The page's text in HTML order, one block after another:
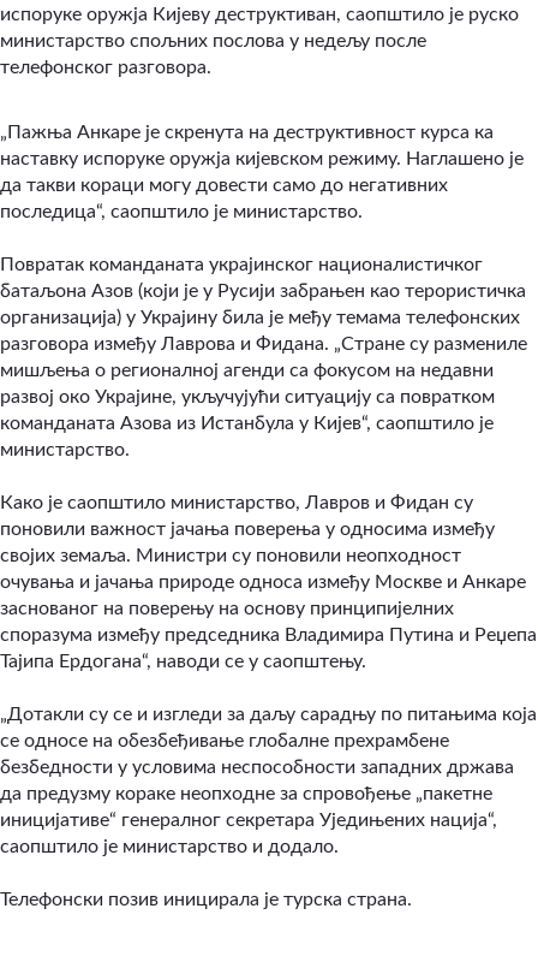
испоруке оружја Кијеву деструктиван, саопштило је руско
министарство спољних послова у недељу после
телефонског разговора.
„Пажња Анкаре је скренута на деструктивност курса ка
наставку испоруке оружја кијевском режиму. Наглашено је
да такви кораци могу довести само до негативних
последица“, саопштило је министарство.
Повратак команданата украјинског националистичког
батаљона Азов (који је у Русији забрањен као терористичка
организација) у Украјину била је међу темама телефонских
разговора између Лаврова и Фидана. „Стране су размениле
мишљења о регионалној агенди са фокусом на недавни
развој око Украјине, укључујући ситуацију са повратком
команданата Азова из Истанбула у Кијев“, саопштило је
министарство.
Како је саопштило министарство, Лавров и Фидан су
поновили важност јачања поверења у односима између
својих земаља. Министри су поновили неопходност
очувања и јачања природе односа између Москве и Анкаре
заснованог на поверењу на основу принципијелних
споразума између председника Владимира Путина и Реџепа
Тајипа Ердогана“, наводи се у саопштењу.
„Дотакли су се и изгледи за даљу сарадњу по питањима која
се односе на обезбеђивање глобалне прехрамбене
безбедности у условима неспособности западних држава
да предузму кораке неопходне за спровођење „пакетне
иницијативе“ генералног секретара Уједињених нација“,
саопштило је министарство и додало.
Телефонски позив иницирала је турска страна.